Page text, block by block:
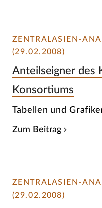
ZENTRALASIEN-
(29.02.2008)
Anteilseigner des
Konsortiums
Tabellen und
Zum Beitrag
ZENTRALASIEN-
(29.02.2008)